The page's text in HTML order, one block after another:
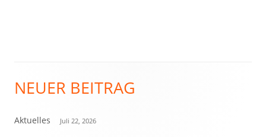
Haupt-
Seitenleiste
NEUER BEITRAG
Aktuelles Juli 22, 2026